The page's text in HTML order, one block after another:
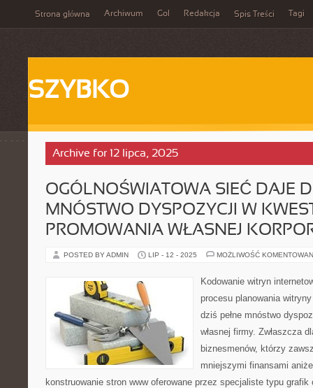
Strona główna Archiwum Gol Redakcja Spis Treści Tagi
SZYBKO
Archive for 12 lipca, 2025
OGÓLNOŚWIATOWA SIEĆ DAJE
MNÓSTWO DYSPOZYCJI W
PROMOWANIA WŁASNEJ
POSTED BY ADMIN LIP - 12 - 2025 MOŻLIWOŚĆ
Kodowanie witryn
procesu planowania
dziś pełne mnóstwo
własnej firmy. Zwłaszcza
biznesmenów, którzy
mniejszymi finansami
konstruowanie stron www oferowane przez specjaliste typu grafik